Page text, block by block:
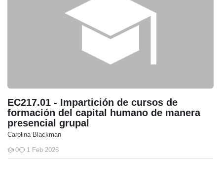
EC217.01 - Impartición de cursos de
formación del capital humano de manera
presencial grupal
Carolina Blackman
0
Students
1 Feb 2026